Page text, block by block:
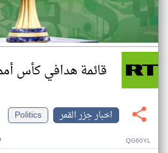
قائمة هدافي كأس أمم
اخبار جزر القمر
Politics
QG60YL